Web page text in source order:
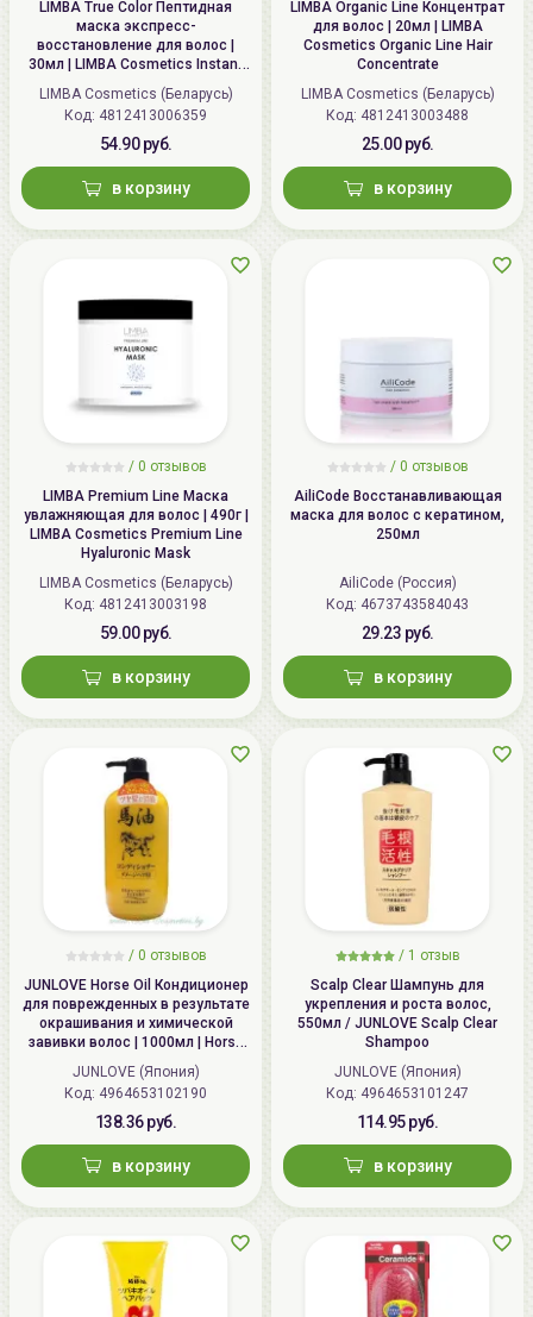
LIMBA True Color Пептидная
маска экспресс-
восстановление для волос |
30мл | LIMBA Cosmetics Instant
Transformation express
reconstruction peptide hair mask
LIMBA Cosmetics (Беларусь)
Код: 4812413006359
54.90 руб.
в корзину
LIMBA Organic Line Концентрат
для волос | 20мл | LIMBA
Cosmetics Organic Line Hair
Concentrate
LIMBA Cosmetics (Беларусь)
Код: 4812413003488
25.00 руб.
в корзину
/ 0 отзывов
LIMBA Premium Line Маска
увлажняющая для волос | 490г |
LIMBA Cosmetics Premium Line
Hyaluronic Mask
LIMBA Cosmetics (Беларусь)
Код: 4812413003198
59.00 руб.
в корзину
/ 0 отзывов
AiliCode Восстанавливающая
маска для волос с кератином,
250мл
AiliCode (Россия)
Код: 4673743584043
29.23 руб.
в корзину
/ 0 отзывов
JUNLOVE Horse Oil Кондиционер
для поврежденных в результате
окрашивания и химической
завивки волос | 1000мл | Horse
Oil Conditioner
JUNLOVE (Япония)
Код: 4964653102190
138.36 руб.
в корзину
/ 1 отзыв
Scalp Clear Шампунь для
укрепления и роста волос,
550мл / JUNLOVE Scalp Clear
Shampoo
JUNLOVE (Япония)
Код: 4964653101247
114.95 руб.
в корзину